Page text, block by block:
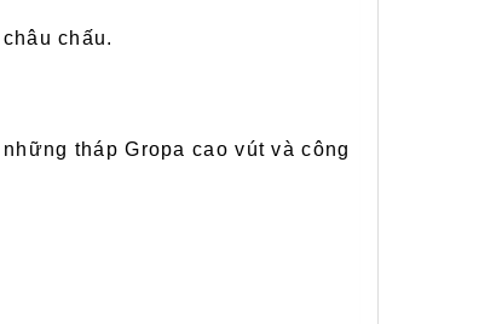
chấu.
tháp Gropa cao vút và công